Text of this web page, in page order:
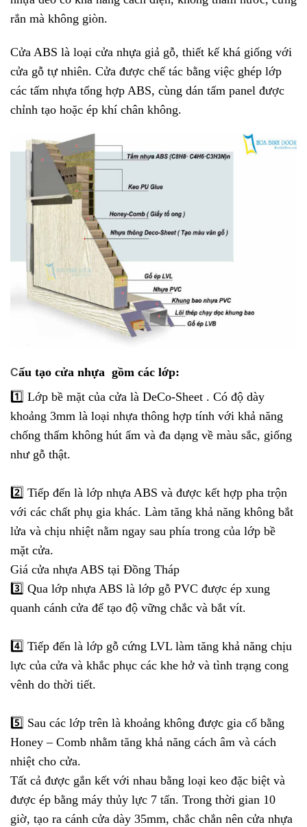
rắn mà không giòn.
Cửa ABS là loại cửa nhựa giả gỗ, thiết kế khá giống với
cửa gỗ tự nhiên. Cửa được chế tác bằng việc ghép lớp
các tấm nhựa tổng hợp ABS, cùng dán tấm panel được
chỉnh tạo hoặc ép khí chân không.
Cấu tạo cửa nhựa gồm các lớp:
1️⃣ Lớp bề mặt của cửa là DeCo-Sheet . Có độ dày
khoảng 3mm là loại nhựa thông hợp tính với khả năng
chống thấm không hút ẩm và đa dạng về màu sắc, giống
như gỗ thật.
2️⃣ Tiếp đến là lớp nhựa ABS và được kết hợp pha trộn
với các chất phụ gia khác. Làm tăng khả năng không bắt
lửa và chịu nhiệt nằm ngay sau phía trong của lớp bề
mặt cửa.
Giá cửa nhựa ABS tại Đồng Tháp
3️⃣ Qua lớp nhựa ABS là lớp gỗ PVC được ép xung
quanh cánh cửa để tạo độ vững chắc và bắt vít.
4️⃣ Tiếp đến là lớp gỗ cứng LVL làm tăng khả năng chịu
lực của cửa và khắc phục các khe hở và tình trạng cong
vênh do thời tiết.
5️⃣ Sau các lớp trên là khoảng không được gia cố bằng
Honey – Comb nhằm tăng khả năng cách âm và cách
nhiệt cho cửa.
Tất cả được gắn kết với nhau bằng loại keo đặc biệt và
được ép bằng máy thủy lực 7 tấn. Trong thời gian 10
giờ, tạo ra cánh cửa dày 35mm, chắc chắn nên cửa nhựa